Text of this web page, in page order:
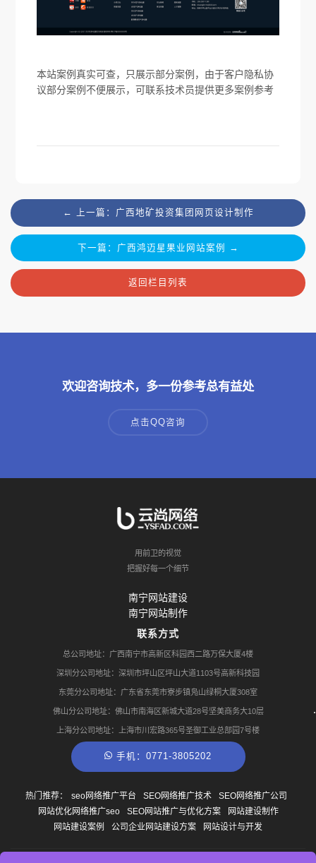
本站案例真实可查，只展示部分案例，由于客户隐私协
议部分案例不便展示，可联系技术员提供更多案例参考
← 上一篇：广西地矿投资集团网页设计制作
下一篇：广西鸿迈星果业网站案例 →
返回栏目列表
欢迎咨询技术，多一份参考总有益处
点击QQ咨询
用前卫的视觉
把握好每一个细节
南宁网站建设
南宁网站制作
联系方式
总公司地址：广西南宁市高新区科园西二路万保大厦4楼
深圳分公司地址：深圳市坪山区坪山大道1103号高新科技园
东莞分公司地址：广东省东莞市寮步镇凫山绿桐大厦308室
佛山分公司地址：佛山市南海区新城大道28号坚美商务大10层
上海分公司地址：上海市川宏路365号圣御工业总部园7号楼
手机：0771-3805202
热门推荐： seo网络推广平台 SEO网络推广技术
SEO网络推广公司
网站优化网络推广seo
SEO网站推广与优化方案
网站建设制作
网站建设案例
公司企业网站建设方案 网站设计与开发